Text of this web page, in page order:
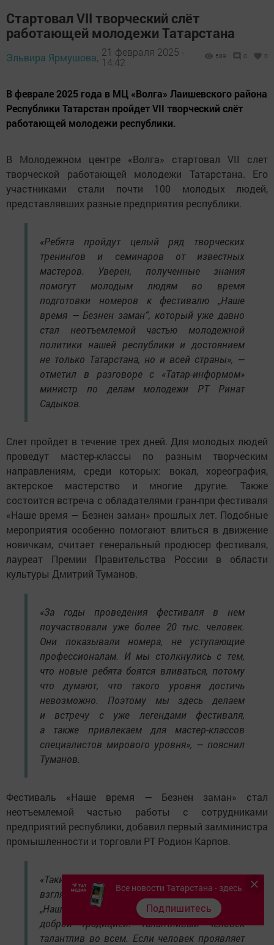
Стартовал VII творческий слёт
работающей молодежи Татарстана
Эльвира Ярмушова, 21 февраля 2025 -
14:42
589 0 0
В феврале 2025 года в МЦ «Волга» Лаишевского района
Республики Татарстан пройдет VII творческий слёт
работающей молодежи республики.
В Молодежном центре «Волга» стартовал VII слет
творческой работающей молодежи Татарстана. Его
участниками стали почти 100 молодых людей,
представлявших разные предприятия республики.
«Ребята пройдут целый ряд творческих
тренингов и семинаров от известных
мастеров. Уверен, полученные знания
помогут молодым людям во время
подготовки номеров к фестивалю „Наше
время — Безнен заман“, который уже давно
стал неотъемлемой частью молодежной
политики нашей республики и достоянием
не только Татарстана, но и всей страны», —
отметил в разговоре с «Татар-информом»
министр по делам молодежи РТ Ринат
Садыков.
Слет пройдет в течение трех дней. Для молодых людей
проведут мастер-классы по разным творческим
направлениям, среди которых: вокал, хореография,
актерское мастерство и многие другие. Также
состоится встреча с обладателями гран-при фестиваля
«Наше время — Безнен заман» прошлых лет. Подобные
мероприятия особенно помогают влиться в движение
новичкам, считает генеральный продюсер фестиваля,
лауреат Премии Правительства России в области
культуры Дмитрий Туманов.
«За годы проведения фестиваля в нем
поучаствовали уже более 20 тыс. человек.
Они показывали номера, не уступающие
профессионалам. И мы столкнулись с тем,
что новые ребята боятся вливаться, потому
что думают, что такого уровня достичь
невозможно. Поэтому мы здесь делаем
и встречу с уже легендами фестиваля,
а также привлекаем для мастер-классов
специалистов мирового уровня», — пояснил
Туманов.
Фестиваль «Наше время — Безнен заман» стал
неотъемлемой частью работы с сотрудниками
предприятий республики, добавил первый замминистра
промышленности и торговли РТ Родион Карпов.
«Такие слеты в преддверии лучшего, на мой
взгляд, фестиваля работающей молодежи
„Наше время — Безнен заман“, стали уже
доброй традицией. Талантливый человек
талантлив во всем. Если человек проявляет
Все новости Татарстана - здесь
Подпишитесь